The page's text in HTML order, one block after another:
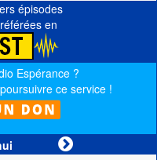
épisodes
en
Espérance ?
ce service !